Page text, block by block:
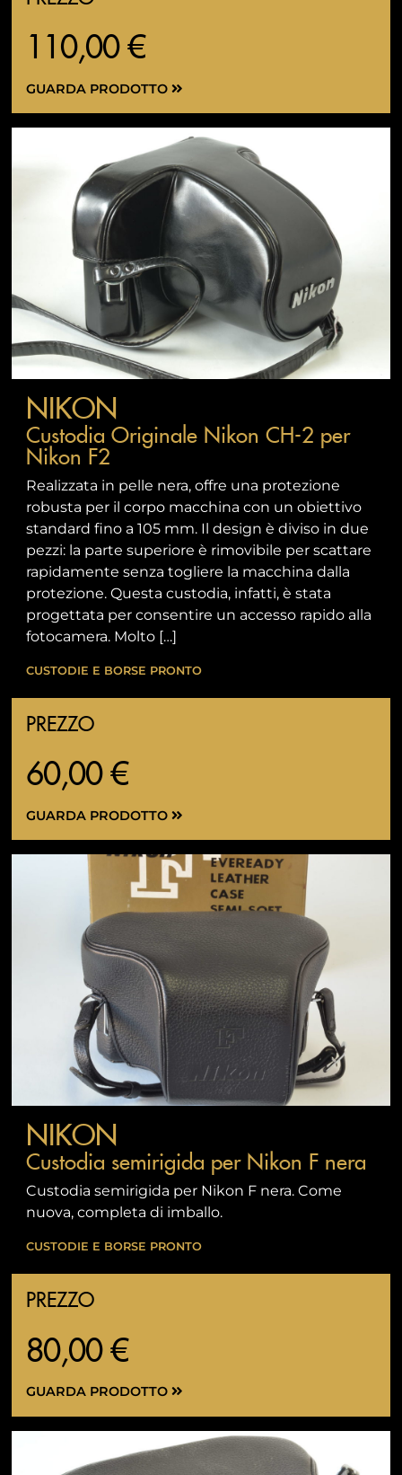
110,00 €
GUARDA PRODOTTO
NIKON
Custodia Originale Nikon CH-2 per
Nikon F2
Realizzata in pelle nera, offre una protezione
robusta per il corpo macchina con un obiettivo
standard fino a 105 mm. Il design è diviso in due
pezzi: la parte superiore è rimovibile per scattare
rapidamente senza togliere la macchina dalla
protezione. Questa custodia, infatti, è stata
progettata per consentire un accesso rapido alla
fotocamera. Molto […]
CUSTODIE E BORSE PRONTO
PREZZO
60,00 €
GUARDA PRODOTTO
NIKON
Custodia semirigida per Nikon F nera
Custodia semirigida per Nikon F nera. Come
nuova, completa di imballo.
CUSTODIE E BORSE PRONTO
PREZZO
80,00 €
GUARDA PRODOTTO